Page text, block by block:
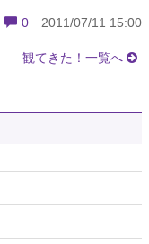
0 2011/07/11 15:00
観てきた！一覧へ